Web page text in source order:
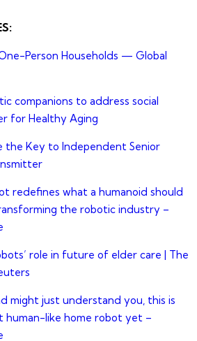
Person Households — Global
companions to address social
for Healthy Aging
the Key to Independent Senior
redefines what a humanoid should
the robotic industry –
role in future of elder care | The
might just understand you, this is
human-like home robot yet –